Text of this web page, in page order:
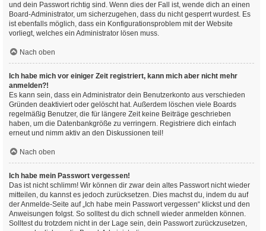
und dein Passwort richtig sind. Wenn dies der Fall ist, wende dich an einen
Board-Administrator, um sicherzugehen, dass du nicht gesperrt wurdest. Es
ist ebenfalls möglich, dass ein Konfigurationsproblem mit der Website
vorliegt, welches ein Administrator lösen muss.
Nach oben
Ich habe mich vor einiger Zeit registriert, kann mich aber nicht mehr
anmelden?!
Es kann sein, dass ein Administrator dein Benutzerkonto aus verschieden
Gründen deaktiviert oder gelöscht hat. Außerdem löschen viele Boards
regelmäßig Benutzer, die für längere Zeit keine Beiträge geschrieben
haben, um die Datenbankgröße zu verringern. Registriere dich einfach
erneut und nimm aktiv an den Diskussionen teil!
Nach oben
Ich habe mein Passwort vergessen!
Das ist nicht schlimm! Wir können dir zwar dein altes Passwort nicht wieder
mitteilen, du kannst es jedoch zurücksetzen. Dies machst du, indem du auf
der Anmelde-Seite auf „Ich habe mein Passwort vergessen“ klickst und den
Anweisungen folgst. So solltest du dich schnell wieder anmelden können.
Solltest du trotzdem nicht in der Lage sein, dein Passwort zurückzusetzen,